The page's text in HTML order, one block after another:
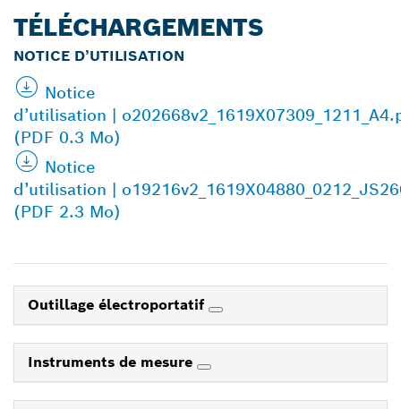
TÉLÉCHARGEMENTS
NOTICE D’UTILISATION
Notice
d’utilisation |
(PDF 0.3 Mo)
Notice
d’utilisation |
(PDF 2.3 Mo)
Outillage électroportatif
Instruments de mesure